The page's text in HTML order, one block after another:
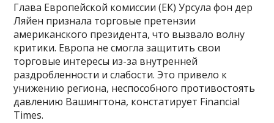
Глава Европейской комиссии (ЕК) Урсула фон дер
Ляйен признала торговые претензии
американского президента, что вызвало волну
критики. Европа не смогла защитить свои
торговые интересы из-за внутренней
раздробленности и слабости. Это привело к
унижению региона, неспособного противостоять
давлению Вашингтона, констатирует Financial
Times.